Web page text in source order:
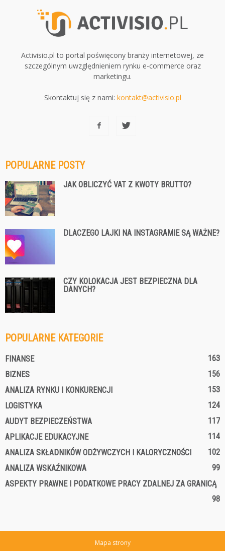
Activisio.pl to portal poświęcony branży internetowej, ze
szczególnym uwzględnieniem rynku e-commerce oraz
marketingu.
Skontaktuj się z nami: kontakt@activisio.pl
POPULARNE POSTY
JAK OBLICZYĆ VAT Z KWOTY BRUTTO?
DLACZEGO LAJKI NA INSTAGRAMIE SĄ WAŻNE?
CZY KOLOKACJA JEST BEZPIECZNA DLA
DANYCH?
POPULARNE KATEGORIE
FINANSE
163
BIZNES
156
ANALIZA RYNKU I KONKURENCJI
153
LOGISTYKA
124
AUDYT BEZPIECZEŃSTWA
117
APLIKACJE EDUKACYJNE
114
ANALIZA SKŁADNIKÓW ODŻYWCZYCH I KALORYCZNOŚCI
102
ANALIZA WSKAŹNIKOWA
99
ASPEKTY PRAWNE I PODATKOWE PRACY ZDALNEJ ZA GRANICĄ
98
Mapa strony